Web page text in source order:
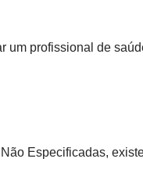
um profissional de
Especificadas,